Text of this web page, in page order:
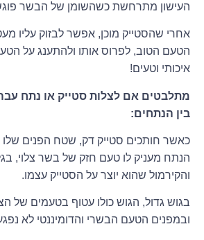
העישון מתרחשת כשהשומן של הבשר
אחרי שהסטייק מוכן, אפשר לבזוק עליו
הטעם הטוב, לפרוס אותו ולהתענג על
איכותי וטעים!
מתלבטים אם לצלות סטייק או נתח
בין הנתחים:
כאשר חותכים סטייק דק, שטח הפנים שלו
הנתח מעניק לו טעם חזק של בשר צלוי,
והקירמול שהוא יוצר על הסטייק עצמו.
בגוש גדול, הגוש כולו עטוף בטעמים של
ובמפנים הטעם הבשרי והדומיננטי לא